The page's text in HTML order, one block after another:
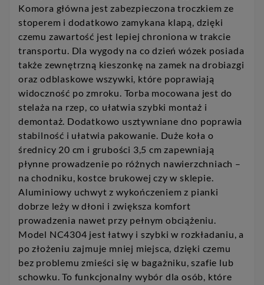
Komora główna jest zabezpieczona troczkiem ze
stoperem i dodatkowo zamykana klapą, dzięki
czemu zawartość jest lepiej chroniona w trakcie
transportu. Dla wygody na co dzień wózek posiada
także zewnętrzną kieszonkę na zamek na drobiazgi
oraz odblaskowe wszywki, które poprawiają
widoczność po zmroku. Torba mocowana jest do
stelaża na rzep, co ułatwia szybki montaż i
demontaż. Dodatkowo usztywniane dno poprawia
stabilność i ułatwia pakowanie. Duże koła o
średnicy 20 cm i grubości 3,5 cm zapewniają
płynne prowadzenie po różnych nawierzchniach –
na chodniku, kostce brukowej czy w sklepie.
Aluminiowy uchwyt z wykończeniem z pianki
dobrze leży w dłoni i zwiększa komfort
prowadzenia nawet przy pełnym obciążeniu.
Model NC4304 jest łatwy i szybki w rozkładaniu, a
po złożeniu zajmuje mniej miejsca, dzięki czemu
bez problemu zmieści się w bagażniku, szafie lub
schowku. To funkcjonalny wybór dla osób, które